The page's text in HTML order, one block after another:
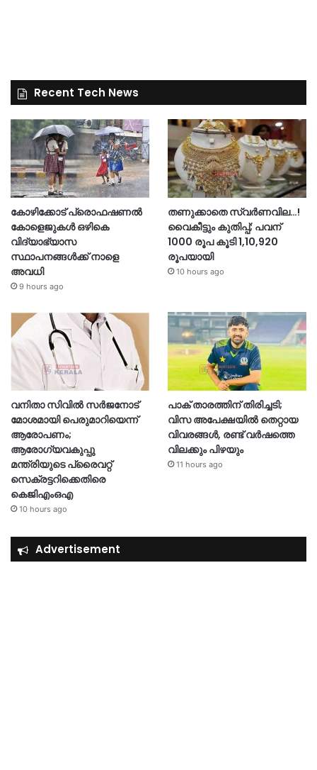
Recent Tech News
കോഴിക്കോട് പ്രൊഫഷണൽ
കോളെജുകൾ ഒഴികെ
വിദ്യാഭ്യാസ
സ്ഥാപനങ്ങൾക്ക് നാളെ
അവധി
9 hours ago
തണുക്കാതെ സ്വർണവില…!
വൈകീട്ടും കുതിപ്പ്; പവന്
1000 രൂപ കൂടി 1,10,920
രൂപയായി
10 hours ago
വനിതാ സിവിൽ സർജനോട്
മോശമായി പെരുമാറിയെന്ന്
ആരോപണം;
ആരോഗ്യവകുപ്പു
മന്ത്രിയുടെ പ്രൈവറ്റ്
സെക്രട്ടറിക്കെതിരെ
കെജിഎംഒഎ
10 hours ago
പാക് താരത്തിന് തിരിച്ചടി;
വിസ അപേക്ഷയിൽ തെറ്റായ
വിവരങ്ങൾ, രണ്ട് വർഷത്തെ
വിലക്കും പിഴയും
11 hours ago
Advertisement